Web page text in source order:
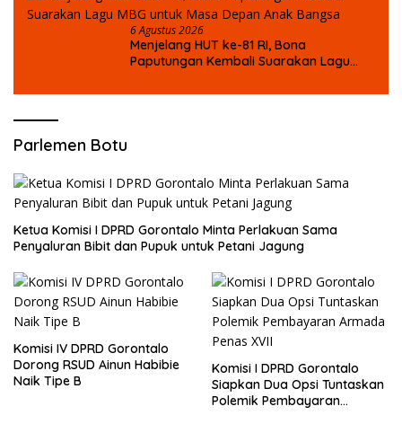
6 Agustus 2026
Menjelang HUT ke-81 RI, Bona
Paputungan Kembali Suarakan Lagu
Parlemen Botu
Ketua Komisi I DPRD Gorontalo Minta Perlakuan Sama
Penyaluran Bibit dan Pupuk untuk Petani Jagung
Komisi IV DPRD Gorontalo
Dorong RSUD Ainun Habibie
Naik Tipe B
Komisi I DPRD Gorontalo
Siapkan Dua Opsi Tuntaskan
Polemik Pembayaran